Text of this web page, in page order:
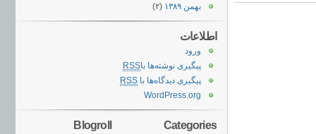
بهمن ۱۳۸۹
(۲)
اطلاعات
ورود
پیگیری نوشته‌ها باRSS
پیگیری دیدگاه‌ها با RSS
WordPress.org
Categories
Blogroll